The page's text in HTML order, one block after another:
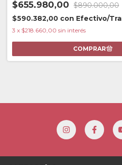
$655.980,00 $890.000,00
$590.382,00 con Efectivo/
3 x $218.660,00 sin interés